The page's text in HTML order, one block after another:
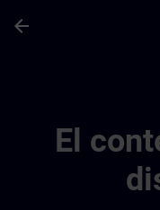
arrow_back
El